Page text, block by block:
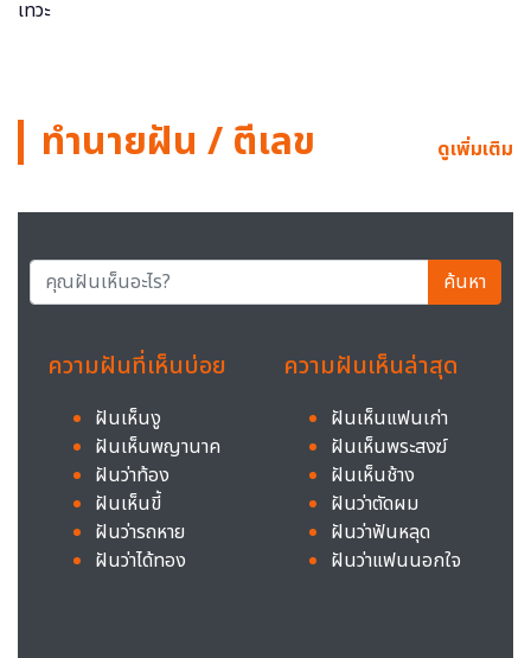
ทำนายฝัน / ตีเลข ดูเพิ่มเติม
ค้นหา
ความฝันที่เห็นบ่อย
ฝันเห็นงู
ฝันเห็นพญานาค
ฝันว่าท้อง
ฝันเห็นขี้
ฝันว่ารถหาย
ฝันว่าได้ทอง
ความฝันเห็นล่าสุด
ฝันเห็นแฟนเก่า
ฝันเห็นพระสงฆ์
ฝันเห็นช้าง
ฝันว่าตัดผม
ฝันว่าฟันหลุด
ฝันว่าแฟนนอกใจ